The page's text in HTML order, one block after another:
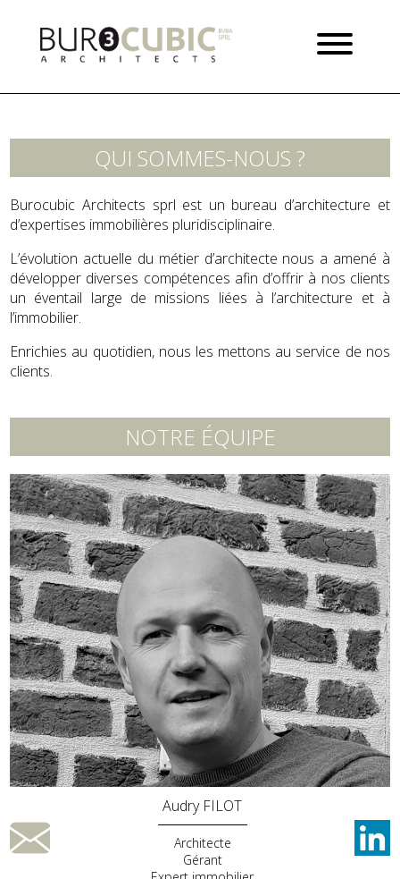
QUI SOMMES-NOUS ?
Burocubic Architects sprl est un bureau d’architecture et
d’expertises immobilières pluridisciplinaire.
L’évolution actuelle du métier d’architecte nous a amené à
développer diverses compétences afin d’offrir à nos clients
un éventail large de missions liées à l’architecture et à
l’immobilier.
Enrichies au quotidien, nous les mettons au service de nos
clients.
NOTRE ÉQUIPE
Audry FILOT
Architecte
Gérant